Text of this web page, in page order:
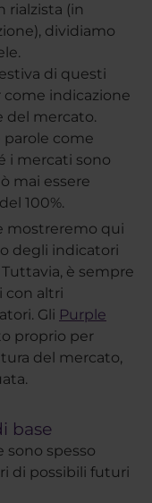
rialzista (in
dividiamo
di questi
come indicazione
del mercato.
come
i mercati sono
mai essere
100%.
mostreremo qui
degli indicatori
è sempre
con altri
Gli Purple
proprio per
del mercato,
base
sono spesso
di possibili futuri